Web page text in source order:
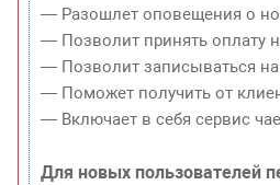
— Разошлет оповещения о
— Позволит принять оплату
— Позволит записываться
— Поможет получить от
— Включает в себя сервис
Для новых пользователей